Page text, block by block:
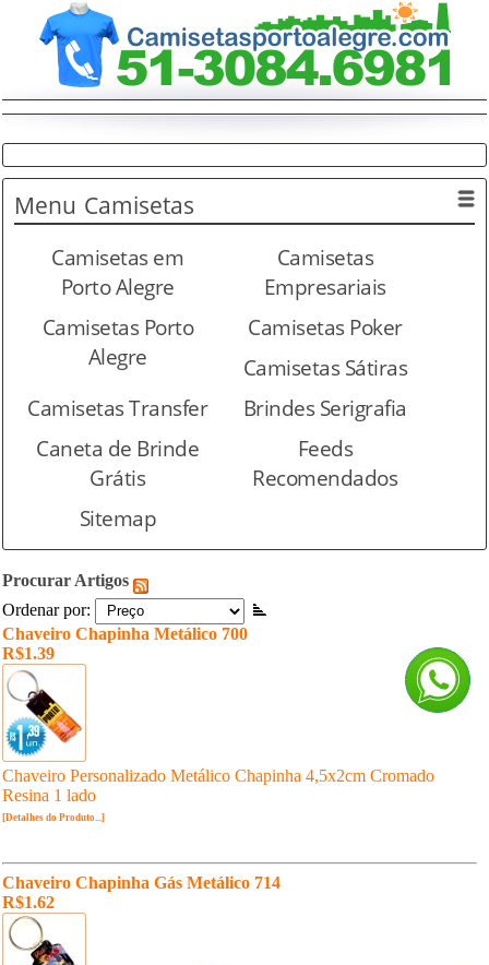
Menu Camisetas
Camisetas em
Porto Alegre
Camisetas
Empresariais
Camisetas Porto
Alegre
Camisetas Poker
Camisetas Sátiras
Camisetas Transfer
Brindes Serigrafia
Caneta de Brinde
Grátis
Feeds
Recomendados
Sitemap
Procurar Artigos
Ordenar por:
Chaveiro Chapinha Metálico 700
R$1.39
Chaveiro Personalizado Metálico Chapinha 4,5x2cm Cromado
Resina 1 lado
[Detalhes do Produto...]
Chaveiro Chapinha Gás Metálico 714
R$1.62